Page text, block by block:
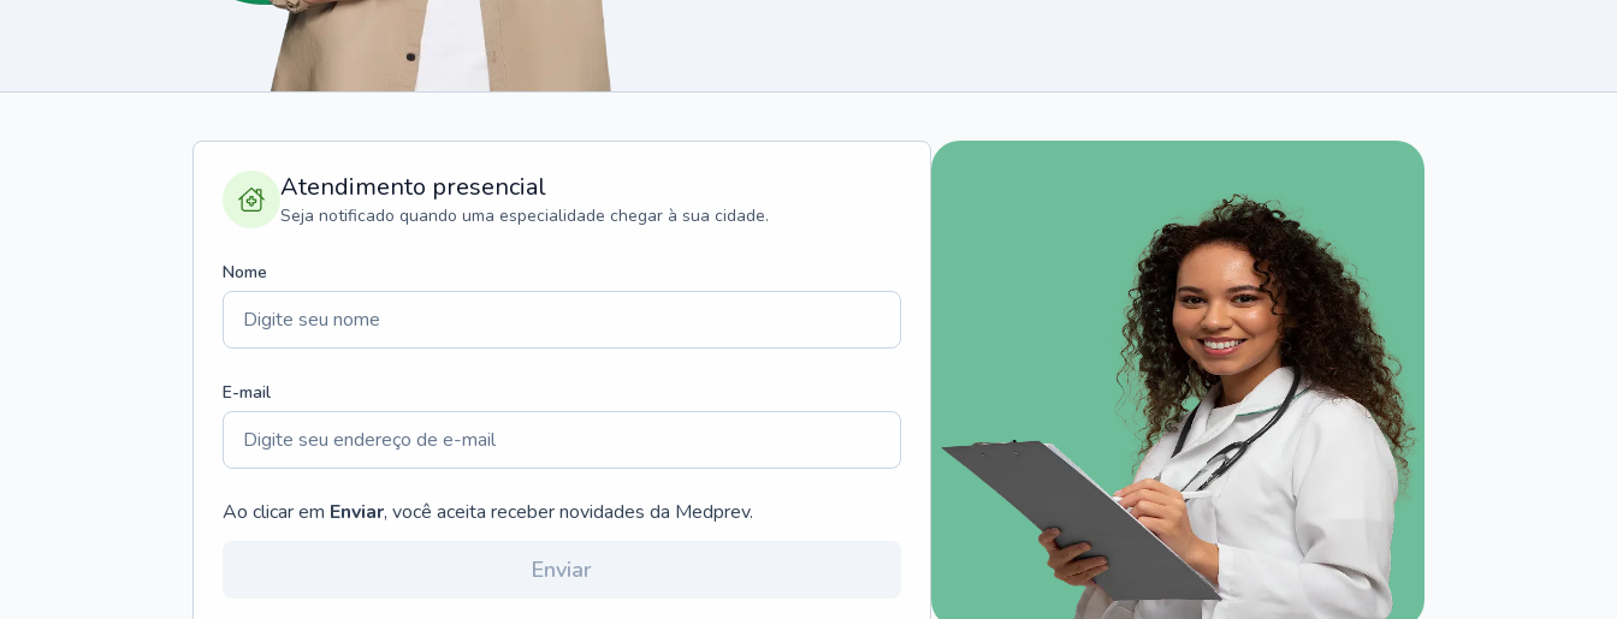
Atendimento presencial
Seja notificado quando uma especialidade chegar à sua cidade.
Nome
E-mail
Ao clicar em Enviar, você aceita receber novidades da Medprev.
Enviar